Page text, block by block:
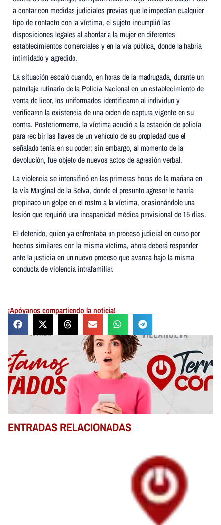
a contar con medidas judiciales previas que le impedían cualquier
tipo de contacto con la víctima, el sujeto incumplió las
disposiciones legales al abordar a la mujer en diferentes
establecimientos comerciales y en la vía pública, donde la habría
intimidado y agredido.
La situación escaló cuando, en horas de la madrugada, durante un
patrullaje rutinario de la Policía Nacional en un establecimiento de
venta de licor, los uniformados identificaron al individuo y
verificaron la existencia de una orden de captura vigente en su
contra. Posteriormente, la víctima acudió a la estación de policía
para recibir las llaves de un vehículo de su propiedad que el
señalado tenía en su poder; sin embargo, al momento de la
devolución, fue objeto de nuevos actos de agresión verbal.
La violencia se intensificó en las primeras horas de la mañana en
la vía Marginal de la Selva, donde el presunto agresor le habría
propinado un golpe en el rostro a la víctima, ocasionándole una
lesión que requirió una incapacidad médica provisional de 15 días.
El detenido, quien ya enfrentaba un proceso judicial en curso por
hechos similares con la misma víctima, ahora deberá responder
ante la justicia en un nuevo proceso que avanza bajo la misma
conducta de violencia intrafamiliar.
¡Apóyanos compartiendo la noticia!
ENTRADAS RELACIONADAS